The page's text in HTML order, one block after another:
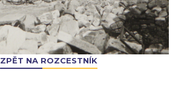
ZPĚT NA ROZCESTNÍK